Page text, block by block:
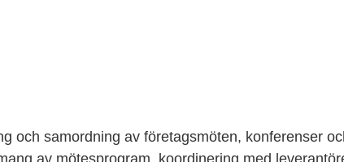
och samordning av företagsmöten, konferenser
av mötesprogram, koordinering med